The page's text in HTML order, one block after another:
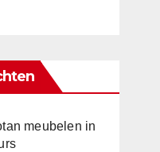
meubelen in